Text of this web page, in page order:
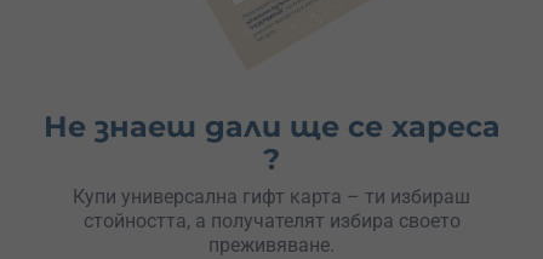
Не знаеш дали ще се хареса
?
Купи универсална гифт карта – ти избираш
стойността, а получателят избира своето
преживяване.